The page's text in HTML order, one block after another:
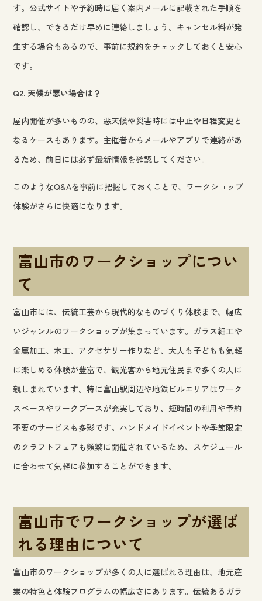
す。公式サイトや予約時に届く案内メールに記載された手順を
確認し、できるだけ早めに連絡しましょう。キャンセル料が発
生する場合もあるので、事前に規約をチェックしておくと安心
です。
Q2. 天候が悪い場合は？
屋内開催が多いものの、悪天候や災害時には中止や日程変更と
なるケースもあります。主催者からメールやアプリで連絡があ
るため、前日には必ず最新情報を確認してください。
このようなQ&Aを事前に把握しておくことで、ワークショップ
体験がさらに快適になります。
富山市のワークショップについ
て
富山市には、伝統工芸から現代的なものづくり体験まで、幅広
いジャンルのワークショップが集まっています。ガラス細工や
金属加工、木工、アクセサリー作りなど、大人も子どもも気軽
に楽しめる体験が豊富で、観光客から地元住民まで多くの人に
親しまれています。特に富山駅周辺や地鉄ビルエリアはワーク
スペースやワークブースが充実しており、短時間の利用や予約
不要のサービスも多彩です。ハンドメイドイベントや季節限定
のクラフトフェアも頻繁に開催されているため、スケジュール
に合わせて気軽に参加することができます。
富山市でワークショップが選ば
れる理由について
富山市のワークショップが多くの人に選ばれる理由は、地元産
業の特色と体験プログラムの幅広さにあります。伝統あるガラ